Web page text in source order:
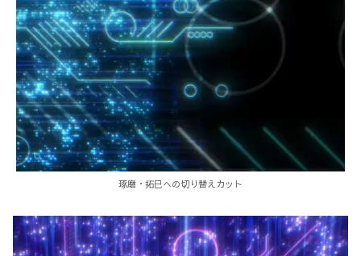
琢磨・拓巳への切り替えカット